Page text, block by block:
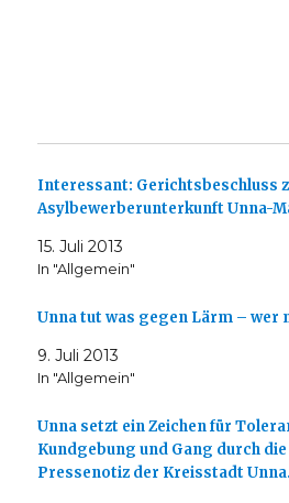
Interessant: Gerichtsbeschluss
Asylbewerberunterkunft Unna-
15. Juli 2013
In "Allgemein"
Unna tut was gegen Lärm – wer
9. Juli 2013
In "Allgemein"
Unna setzt ein Zeichen für
Kundgebung und Gang durch
Pressenotiz der Kreisstadt Unna.